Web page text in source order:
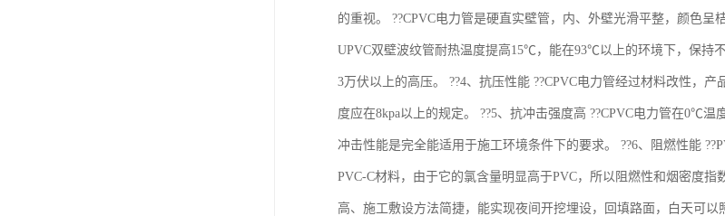
的重视。 ??CPVC电力管是硬直实壁管，内、外壁光滑平整，颜色呈
UPVC双壁波纹管耐热温度提高15℃，能在93℃以上的环境下，保持
3万伏以上的高压。 ??4、抗压性能 ??CPVC电力管经过材料改性，
度应在8kpa以上的规定。 ??5、抗冲击强度高 ??CPVC电力管在0℃
冲击性能是完全能适用于施工环境条件下的要求。 ??6、阻燃性能
PVC-C材料，由于它的氯含量明显高于PVC，所以阻燃性和烟密度指
高、施工敷设方法简捷，能实现夜间开挖埋设，回填路面，白天可